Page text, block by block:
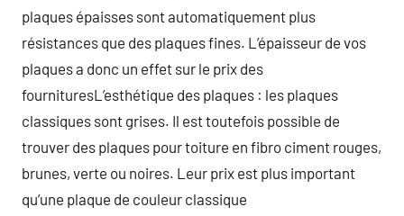
plaques épaisses sont automatiquement plus
résistances que des plaques fines. L’épaisseur de vos
plaques a donc un effet sur le prix des
fournituresL’esthétique des plaques : les plaques
classiques sont grises. Il est toutefois possible de
trouver des plaques pour toiture en fibro ciment rouges,
brunes, verte ou noires. Leur prix est plus important
qu’une plaque de couleur classique